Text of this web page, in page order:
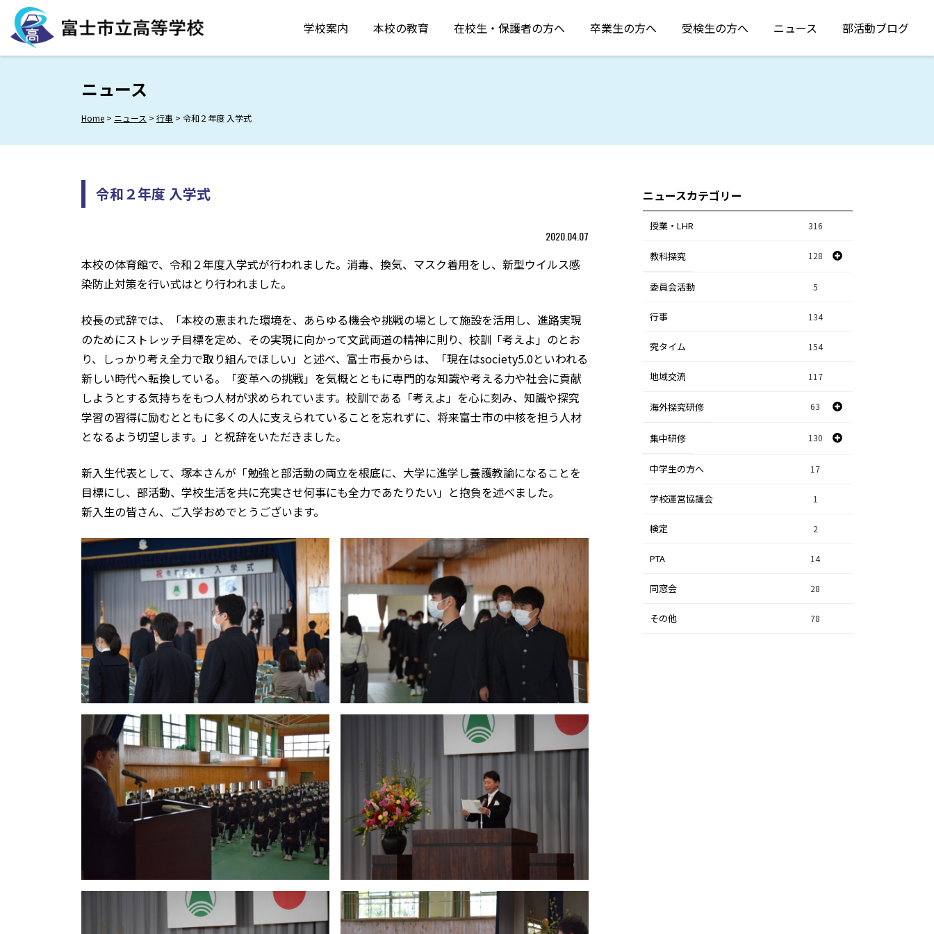
Skip
content
学校案内 本校の教育 在校生・保護者の方へ 卒業生の方へ 受検生の方へ ニュース 部活動ブログ
ニュース
Home > ニュース > 行事 > 令和２年度 入学式
令和２年度 入学式
2020.04.07
本校の体育館で、令和２年度入学式が行われました。消毒、換気、マスク着用をし、新型ウイルス感
染防止対策を行い式はとり行われました。
校長の式辞では、「本校の恵まれた環境を、あらゆる機会や挑戦の場として施設を活用し、進路実現
のためにストレッチ目標を定め、その実現に向かって文武両道の精神に則り、校訓「考えよ」のとお
り、しっかり考え全力で取り組んでほしい」と述べ、富士市長からは、「現在はsociety5.0といわれる
新しい時代へ転換している。「変革への挑戦」を気概とともに専門的な知識や考える力や社会に貢献
しようとする気持ちをもつ人材が求められています。校訓である「考えよ」を心に刻み、知識や探究
学習の習得に励むとともに多くの人に支えられていることを忘れずに、将来富士市の中核を担う人材
となるよう切望します。」と祝辞をいただきました。
新入生代表として、塚本さんが「勉強と部活動の両立を根底に、大学に進学し養護教諭になることを
目標にし、部活動、学校生活を共に充実させ何事にも全力であたりたい」と抱負を述べました。
新入生の皆さん、ご入学おめでとうございます。
ニュースカテゴリー
授業・LHR 316
教科探究 128
スポーツ探究 1
課題研究 84
自然探究 2
数学探究 2
社会探究 23
人文探究 9
委員会活動 5
行事 134
究タイム 154
地域交流 117
海外探究研修 63
探究研修 28
集中研修 130
集中研修（スポーツ探究科） 36
集中研修（ビジネス探究科） 56
集中研修（総合探究科） 37
中学生の方へ 17
学校運営協議会 1
検定 2
PTA 14
同窓会 28
その他 78